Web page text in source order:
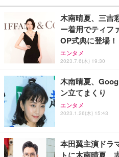
木南晴夏、三吉
ー着用でティフ
OP式典に登場！
エンタメ
2023.7.6(木) 19:30
木南晴夏、
ン立てまくり
エンタメ
2023.1.26(木) 15:43
本田翼主演ドラ